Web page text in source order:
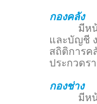
กองคลัง
มีหน้าที่
และบัญชี
สถิติการค
ประกวดร
กองช่าง
มีหน้าที่